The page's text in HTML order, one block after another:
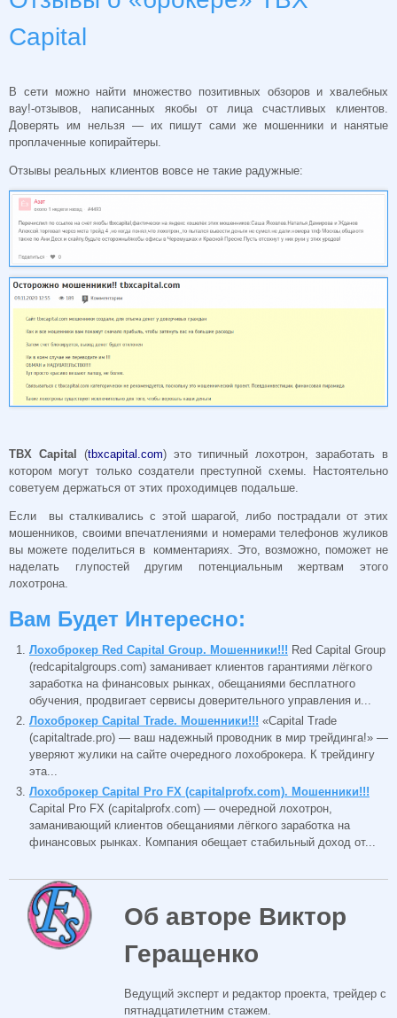
Capital
В сети можно найти множество позитивных обзоров и хвалебных
вау!-отзывов, написанных якобы от лица счастливых клиентов.
Доверять им нельзя — их пишут сами же мошенники и нанятые
проплаченные копирайтеры.
Отзывы реальных клиентов вовсе не такие радужные:
TBX Capital (tbxcapital.com) это типичный лохотрон, заработать в
котором могут только создатели преступной схемы. Настоятельно
советуем держаться от этих проходимцев подальше.
Если вы сталкивались с этой шарагой, либо пострадали от этих
мошенников, своими впечатлениями и номерами телефонов жуликов
вы можете поделиться в комментариях. Это, возможно, поможет не
наделать глупостей другим потенциальным жертвам этого
лохотрона.
Вам Будет Интересно:
Лохоброкер Red Capital Group. Мошенники!!! Red Capital Group
(redcapitalgroups.com) заманивает клиентов гарантиями лёгкого
заработка на финансовых рынках, обещаниями бесплатного
обучения, продвигает сервисы доверительного управления и...
Лохоброкер Capital Trade. Мошенники!!! «Capital Trade
(capitaltrade.pro) — ваш надежный проводник в мир трейдинга!» —
уверяют жулики на сайте очередного лохоброкера. К трейдингу
эта...
Лохоброкер Capital Pro FX (capitalprofx.com). Мошенники!!!
Capital Pro FX (capitalprofx.com) — очередной лохотрон,
заманивающий клиентов обещаниями лёгкого заработка на
финансовых рынках. Компания обещает стабильный доход от...
Об авторе Виктор
Геращенко
Ведущий эксперт и редактор проекта, трейдер с
пятнадцатилетним стажем.